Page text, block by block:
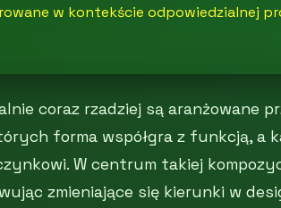
w kontekście odpowiedzialnej
coraz rzadziej są aranżowane
forma współgra z funkcją, a
W centrum takiej
zmieniające się kierunki w